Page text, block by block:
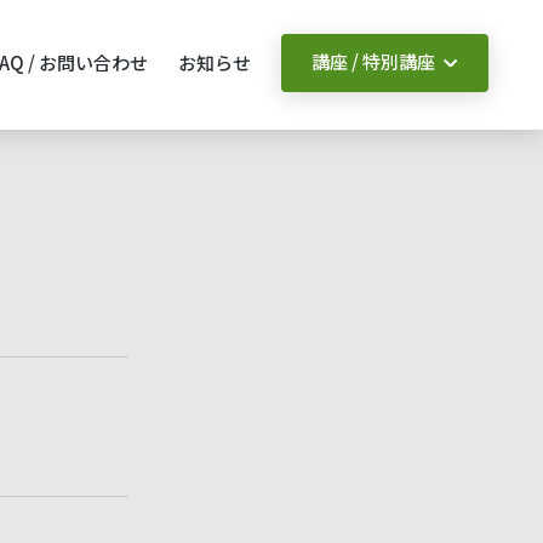
/ お問い合わせ お知らせ 講座 / 特別講座